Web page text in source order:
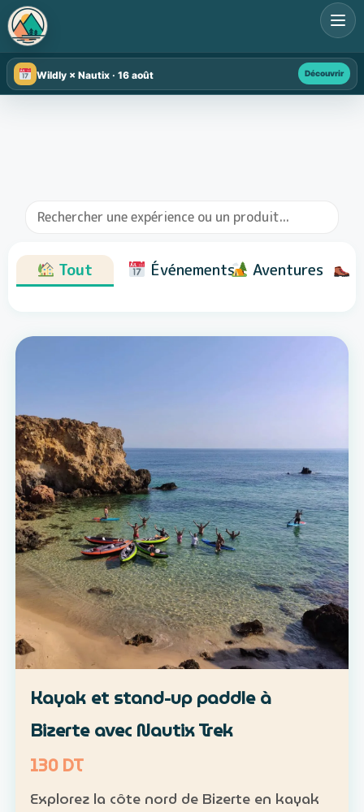
Wildly × Nautix · 16 août Découvrir
Tout Événements Aventures
Kayak et stand-up paddle à
Bizerte avec Nautix Trek
130 DT
Explorez la côte nord de Bizerte en kayak